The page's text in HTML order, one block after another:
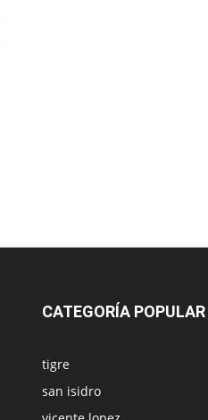
CATEGORÍA POPULAR
tigre
san isidro